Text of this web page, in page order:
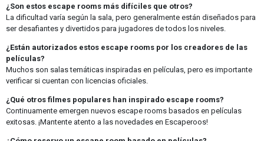
¿Son estos escape rooms más difíciles que otros?
La dificultad varía según la sala, pero generalmente están diseñados para
ser desafiantes y divertidos para jugadores de todos los niveles.
¿Están autorizados estos escape rooms por los creadores de las
películas?
Muchos son salas temáticas inspiradas en películas, pero es importante
verificar si cuentan con licencias oficiales.
¿Qué otros filmes populares han inspirado escape rooms?
Continuamente emergen nuevos escape rooms basados en películas
exitosas. ¡Mantente atento a las novedades en Escaperoos!